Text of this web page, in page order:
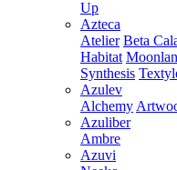
Up
Azteca
Atelier Beta
Habitat
Synthesis
Azulev
Alchemy
Azuliber
Ambre
Azuvi